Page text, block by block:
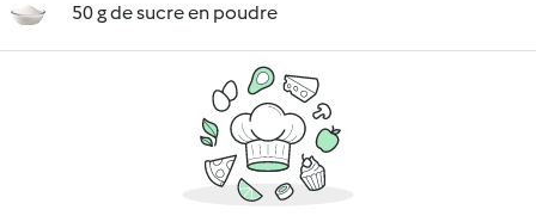
50 g de sucre en poudre